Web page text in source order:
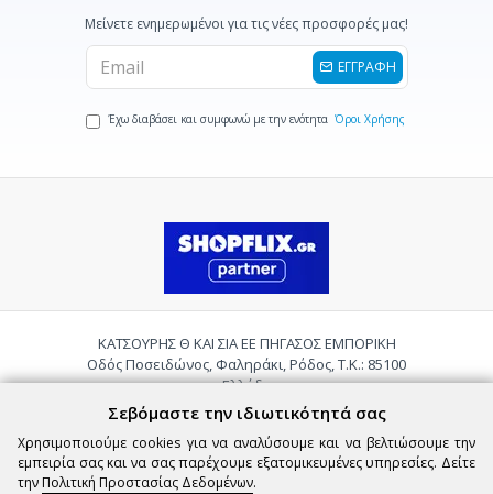
Μείνετε ενημερωμένοι για τις νέες προσφορές μας!
ΕΓΓΡΑΦΗ
Έχω διαβάσει και συμφωνώ με την ενότητα Όροι Χρήσης
ΚΑΤΣΟΥΡΗΣ Θ ΚΑΙ ΣΙΑ ΕΕ ΠΗΓΑΣΟΣ ΕΜΠΟΡΙΚΗ
Οδός Ποσειδώνος, Φαληράκι, Ρόδος, Τ.Κ.: 85100
Ελλάδα
Τηλ.:2241085059
Email:
pigasosemporiki@gmail.com
Σεβόμαστε την ιδιωτικότητά σας
Χρησιμοποιούμε cookies για να αναλύσουμε και να βελτιώσουμε την
εμπειρία σας και να σας παρέχουμε εξατομικευμένες υπηρεσίες. Δείτε
την Πολιτική Προστασίας Δεδομένων.